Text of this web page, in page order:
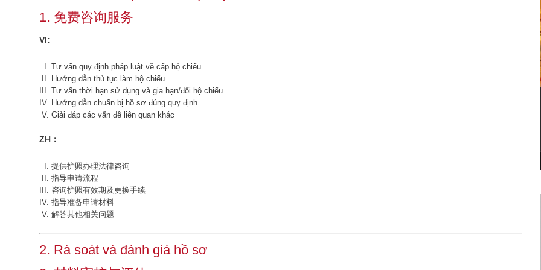
1. 免费咨询服务
VI:
Tư vấn quy định pháp luật về cấp hộ chiếu
Hướng dẫn thủ tục làm hộ chiếu
Tư vấn thời hạn sử dụng và gia hạn/đổi hộ chiếu
Hướng dẫn chuẩn bị hồ sơ đúng quy định
Giải đáp các vấn đề liên quan khác
ZH：
提供护照办理法律咨询
指导申请流程
咨询护照有效期及更换手续
指导准备申请材料
解答其他相关问题
2. Rà soát và đánh giá hồ sơ